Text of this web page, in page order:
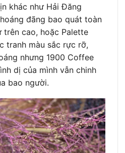
khác như Hải Đăng
đãng bao quát toàn
trên cao, hoặc Palette
tranh màu sắc rực rỡ,
nhưng 1900 Coffee
dị của mình vẫn chinh
bao người.